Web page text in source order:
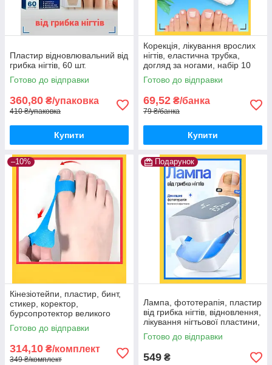
Пластир відновлювальний від
грибка нігтів, 60 шт.
Готово до відправки
360,80 ₴/упаковка
410 ₴/упаковка
Купити
Корекція, лікування врослих
нігтів, еластична трубка,
догляд за ногами, набір 10
шт.
Готово до відправки
69,52 ₴/банка
79 ₴/банка
Купити
–10%
Кінезіотейпи, пластир, бинт,
стикер, коректор,
бурсопротектор великого
пальця стопи, 10 шт.
Готово до відправки
314,10 ₴/комплект
349 ₴/комплект
Подарунок
Лампа, фототерапія, пластир
від грибка нігтів, відновлення,
лікування нігтьової пластини,
світлолікувальна портативна
з АКБ, 1 шт.
Готово до відправки
549 ₴